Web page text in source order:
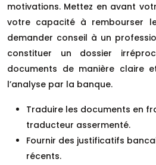
motivations. Mettez en avant
votre capacité à rembourser
demander conseil à un
constituer un dossier
documents de manière claire
l’analyse par la banque.
Traduire les documents en
traducteur assermenté.
Fournir des justificatifs
récents.